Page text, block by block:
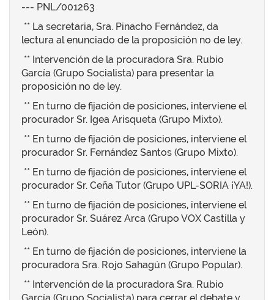
--- PNL/001263
** La secretaria, Sra. Pinacho Fernández, da
lectura al enunciado de la proposición no de ley.
** Intervención de la procuradora Sra. Rubio
García (Grupo Socialista) para presentar la
proposición no de ley.
** En turno de fijación de posiciones, interviene el
procurador Sr. Igea Arisqueta (Grupo Mixto).
** En turno de fijación de posiciones, interviene el
procurador Sr. Fernández Santos (Grupo Mixto).
** En turno de fijación de posiciones, interviene el
procurador Sr. Ceña Tutor (Grupo UPL-SORIA ¡YA!).
** En turno de fijación de posiciones, interviene el
procurador Sr. Suárez Arca (Grupo VOX Castilla y
León).
** En turno de fijación de posiciones, interviene la
procuradora Sra. Rojo Sahagún (Grupo Popular).
** Intervención de la procuradora Sra. Rubio